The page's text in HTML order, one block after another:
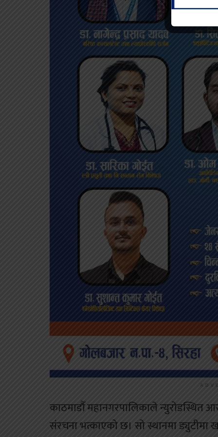
काठमाडौँ महानगरपालिकाले न्युरोडस्थित
संरचना भत्काएको छ। सो स्थानमा ड्युटीमा